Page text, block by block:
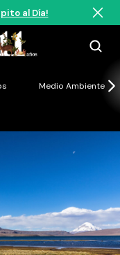
al Día!
Medio Ambiente